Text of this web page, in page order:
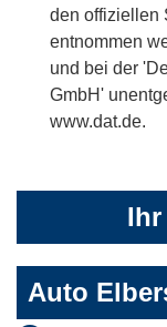
den offiziellen
entnommen
und bei der
GmbH'
www.dat.de.
Auto